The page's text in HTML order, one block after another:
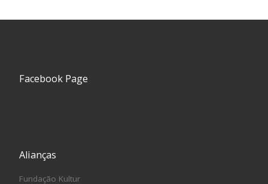
Facebook Page
Alianças
Fundação Kultur